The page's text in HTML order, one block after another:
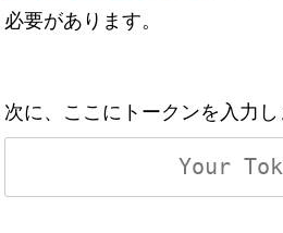
必要があります。
次に、ここにトークンを入力